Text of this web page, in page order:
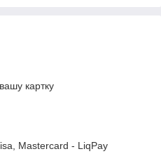
картку
Mastercard - LiqPay